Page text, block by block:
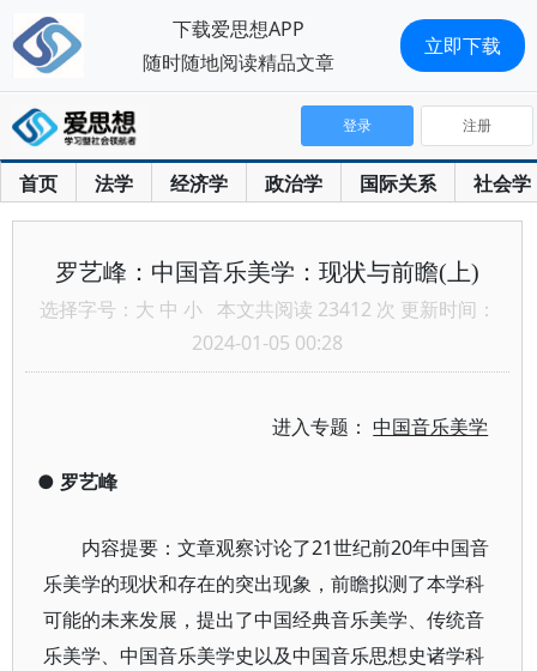
首页 法学 经济学 政治学 国际关系 社会学
登录 注册
罗艺峰：中国音乐美学：现状与前瞻(上)
选择字号： 大 中 小 本文共阅读 23412 次 更新时间：
2024-01-05 00:28
进入专题：中国音乐美学
● 罗艺峰
内容提要：文章观察讨论了21世纪前20年中国音
乐美学的现状和存在的突出现象，前瞻拟测了本学科
可能的未来发展，提出了中国经典音乐美学、传统音
乐美学、中国音乐美学史以及中国音乐思想史诸学科
下载爱思想APP
随时随地阅读精品文章
立即下载